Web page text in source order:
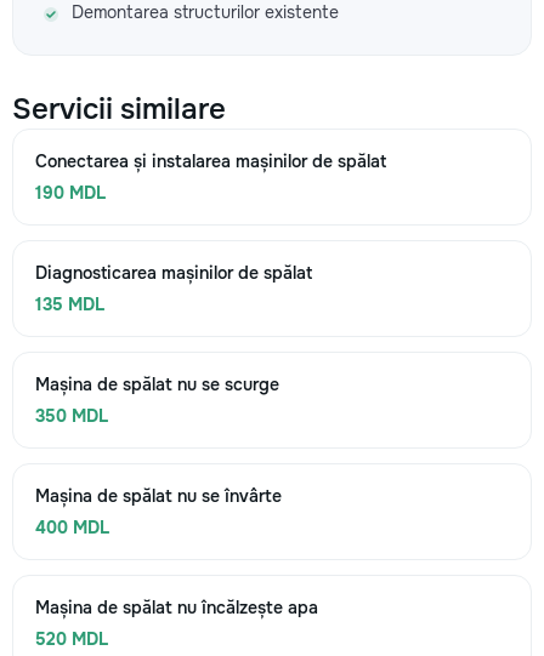
Demontarea structurilor existente
Servicii similare
Conectarea și instalarea mașinilor de spălat
190 MDL
Diagnosticarea mașinilor de spălat
135 MDL
Mașina de spălat nu se scurge
350 MDL
Mașina de spălat nu se învârte
400 MDL
Mașina de spălat nu încălzește apa
520 MDL